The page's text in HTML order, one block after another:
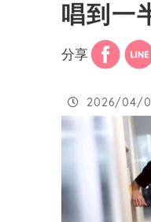
唱到一
分享
2026/04/